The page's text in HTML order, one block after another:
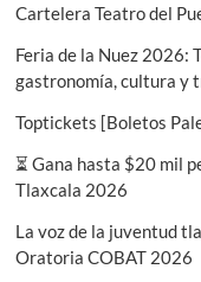
Cartelera Teatro del
Feria de la Nuez 2026:
gastronomía, cultura y
Toptickets [Boletos
⏳ Gana hasta $20 mil
Tlaxcala 2026
La voz de la juventud
Oratoria COBAT 2026